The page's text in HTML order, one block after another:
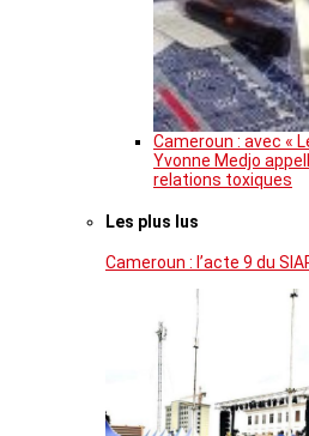
Cameroun : avec «
Yvonne Medjo
relations toxiques
Les plus lus
Cameroun : l’acte 9 du